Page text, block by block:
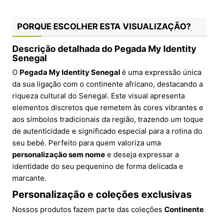
PORQUE ESCOLHER ESTA VISUALIZAÇÃO?
Descrição detalhada do Pegada My Identity
Senegal
O Pegada My Identity Senegalé uma expressão única
da sua ligação com o continente africano, destacando a
riqueza cultural do Senegal. Este visual apresenta
elementos discretos que remetem às cores vibrantes e
aos símbolos tradicionais da região, trazendo um toque
de autenticidade e significado especial para a rotina do
seu bebé. Perfeito para quem valoriza uma
personalização sem nome e deseja expressar a
identidade do seu pequenino de forma delicada e
marcante.
Personalização e coleções exclusivas
Nossos produtos fazem parte das coleções Continente